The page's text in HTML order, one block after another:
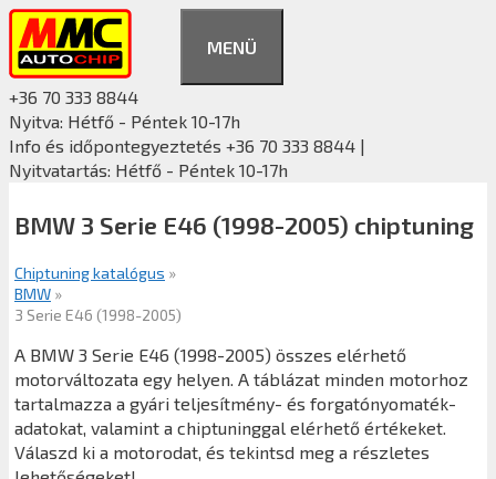
Kilépés
tartalomba
MENÜ
+36 70 333 8844
Nyitva: Hétfő - Péntek 10-17h
Info és időpontegyeztetés +36 70 333 8844 |
Nyitvatartás: Hétfő - Péntek 10-17h
BMW 3 Serie E46 (1998-2005) chiptuning
Chiptuning katalógus »
BMW »
3 Serie E46 (1998-2005)
A BMW 3 Serie E46 (1998-2005) összes elérhető
motorváltozata egy helyen. A táblázat minden motorhoz
tartalmazza a gyári teljesítmény- és forgatónyomaték-
adatokat, valamint a chiptuninggal elérhető értékeket.
Válaszd ki a motorodat, és tekintsd meg a részletes